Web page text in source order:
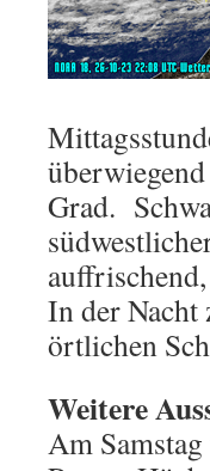
Grad.
In der Nacht
örtlichen
Weitere
Am